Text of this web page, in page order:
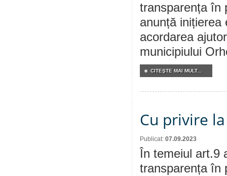
transparența în
anunță inițierea
acordarea
municipiului
CITEŞTE MAI MULT...
Cu privire
Publicat: 07.09.2023
În temeiul art.9
transparența în